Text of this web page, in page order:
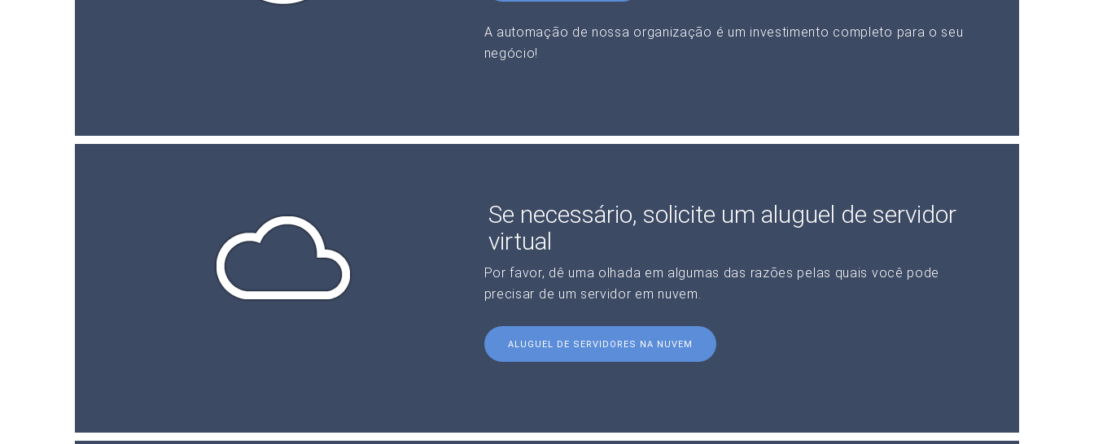
A automação de nossa organização é um investimento completo para o seu
negócio!
Se necessário, solicite um aluguel de servidor
virtual
Por favor, dê uma olhada em algumas das razões pelas quais você pode
precisar de um servidor em nuvem.
ALUGUEL DE SERVIDORES NA NUVEM